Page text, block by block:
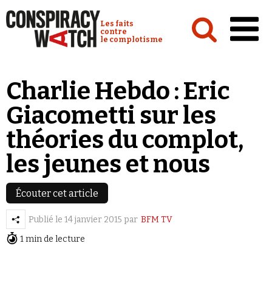
Conspiracy Watch :
Les faits
contre
le complotisme
Analyses
Conspipédia
Vidéos
Émissions
Revues de presse
Charlie Hebdo : Eric
Giacometti sur les
théories du complot,
les jeunes et nous
Écouter cet article
Publié le 14 janvier 2015 par BFM TV
1 min de lecture